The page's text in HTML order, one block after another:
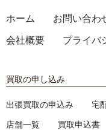
ホーム お問い合わ
会社概要 プライバ
買取の申し込み
出張買取の申込み 宅
店舗一覧 買取申込書